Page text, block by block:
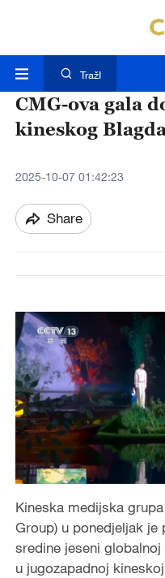
TražI
CMG-ova gala
kineskog
2025-10-07 01:42:23
Share
Kineska medijska
Group) u ponedjeljak je
sredine jeseni
u jugozapadnoj